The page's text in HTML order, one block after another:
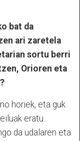
bat da
ari zaretela
sortu berri
Orioren eta
horiek, eta guk
eratu.
da udalaren eta